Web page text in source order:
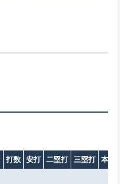
打数 安打 二塁打 三塁打 本塁